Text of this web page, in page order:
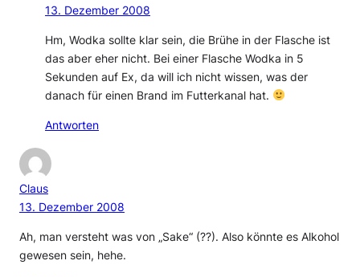
13. Dezember 2008
Hm, Wodka sollte klar sein, die Brühe in der Flasche ist
das aber eher nicht. Bei einer Flasche Wodka in 5
Sekunden auf Ex, da will ich nicht wissen, was der
danach für einen Brand im Futterkanal hat.
Antworten
Claus
13. Dezember 2008
Ah, man versteht was von „Sake“ (??). Also könnte es Alkohol
gewesen sein, hehe.